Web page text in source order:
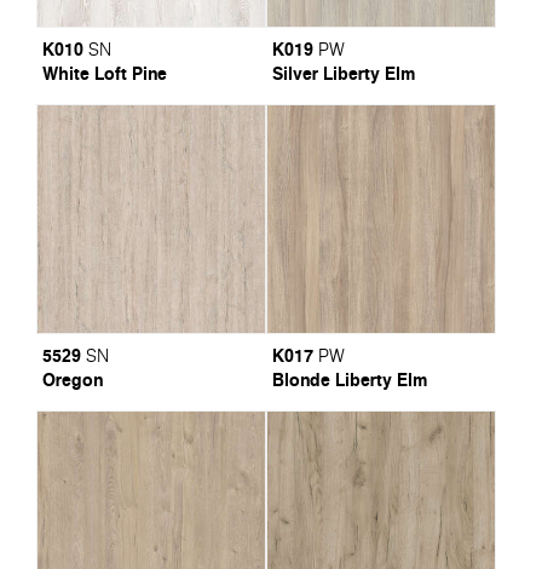
K010 SN
White Loft Pine
K019 PW
Silver Liberty Elm
5529 SN
Oregon
K017 PW
Blonde Liberty Elm